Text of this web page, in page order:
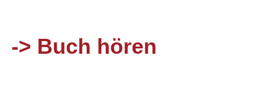
-> Buch hören